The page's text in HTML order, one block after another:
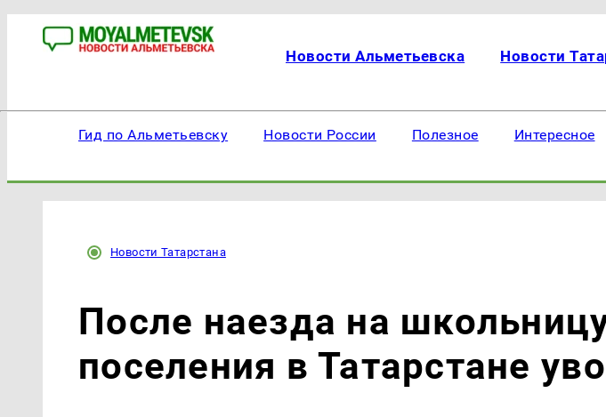
Новости Альметьевска Новости
Гид по Альметьевску Новости России Полезное Интересное
Новости Татарстана
После наезда на
поселения в Татарстане